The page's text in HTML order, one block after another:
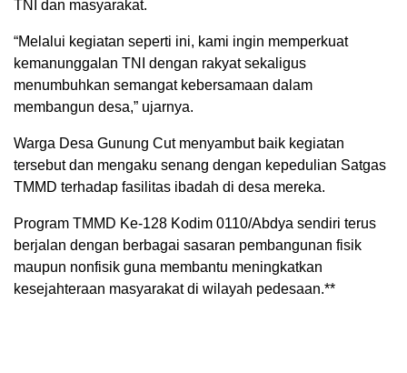
TNI dan masyarakat.
“Melalui kegiatan seperti ini, kami ingin memperkuat
kemanunggalan TNI dengan rakyat sekaligus
menumbuhkan semangat kebersamaan dalam
membangun desa,” ujarnya.
Warga Desa Gunung Cut menyambut baik kegiatan
tersebut dan mengaku senang dengan kepedulian Satgas
TMMD terhadap fasilitas ibadah di desa mereka.
Program TMMD Ke-128 Kodim 0110/Abdya sendiri terus
berjalan dengan berbagai sasaran pembangunan fisik
maupun nonfisik guna membantu meningkatkan
kesejahteraan masyarakat di wilayah pedesaan.**